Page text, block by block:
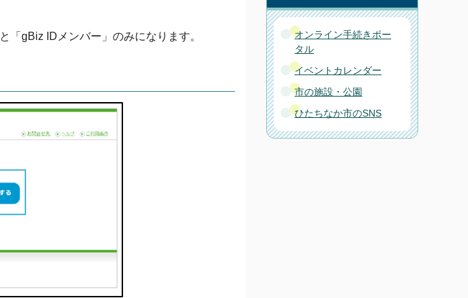
「gBiz IDメンバー」のみになります。
オンライン手続きポー
タル
イベントカレンダー
市の施設・公園
ひたちなか市のSNS